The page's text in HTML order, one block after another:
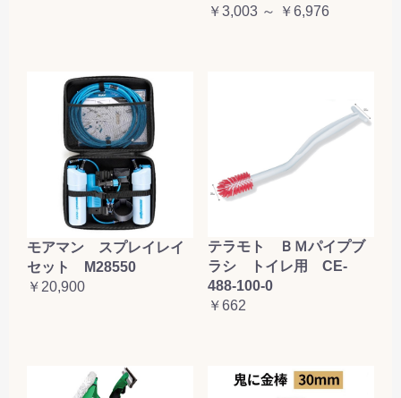
￥3,003 ～ ￥6,976
モアマン スプレイレイ
セット M28550
￥20,900
テラモト ＢＭパイプブ
ラシ トイレ用 CE-
488-100-0
￥662